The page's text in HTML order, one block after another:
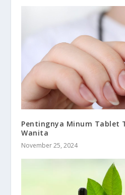
Pentingnya Minum Tablet
Wanita
November 25, 2024